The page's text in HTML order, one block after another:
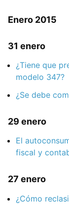
Enero 2015
31 enero
¿Tiene que
modelo 347?
¿Se debe
29 enero
El
fiscal y
27 enero
¿Cómo